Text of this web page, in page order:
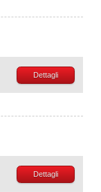
Dettagli
Dettagli